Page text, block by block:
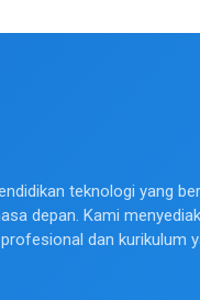
teknologi yang
depan. Kami
dan kurikulum